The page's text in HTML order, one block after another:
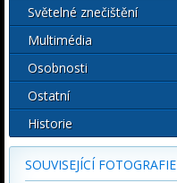
Světelné znečištění
Multimédia
Osobnosti
Ostatní
Historie
SOUVISEJÍCÍ FOTOGRAFIE